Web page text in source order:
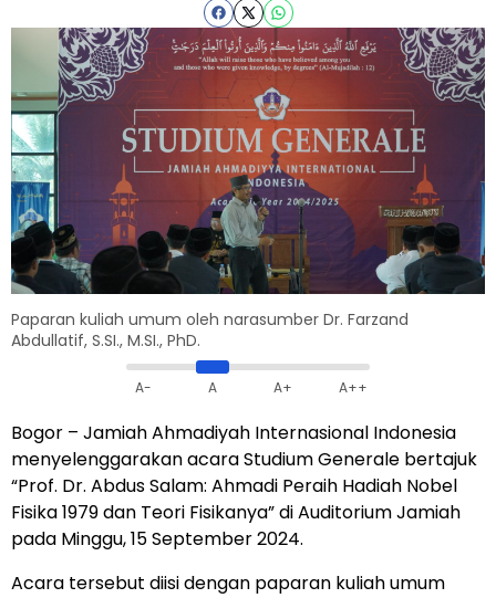
Paparan kuliah umum oleh narasumber Dr. Farzand
Abdullatif, S.SI., M.SI., PhD.
A- A A+ A++
Bogor – Jamiah Ahmadiyah Internasional Indonesia
menyelenggarakan acara Studium Generale bertajuk
“Prof. Dr. Abdus Salam: Ahmadi Peraih Hadiah Nobel
Fisika 1979 dan Teori Fisikanya” di Auditorium Jamiah
pada Minggu, 15 September 2024.
Acara tersebut diisi dengan paparan kuliah umum